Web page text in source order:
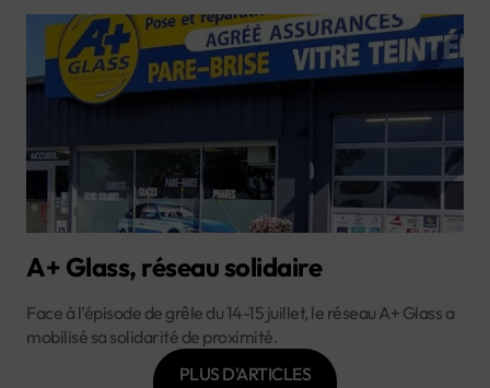
A+ Glass, réseau solidaire
Face à l’épisode de grêle du 14-15 juillet, le réseau A+ Glass a
mobilisé sa solidarité de proximité.
PLUS D'ARTICLES